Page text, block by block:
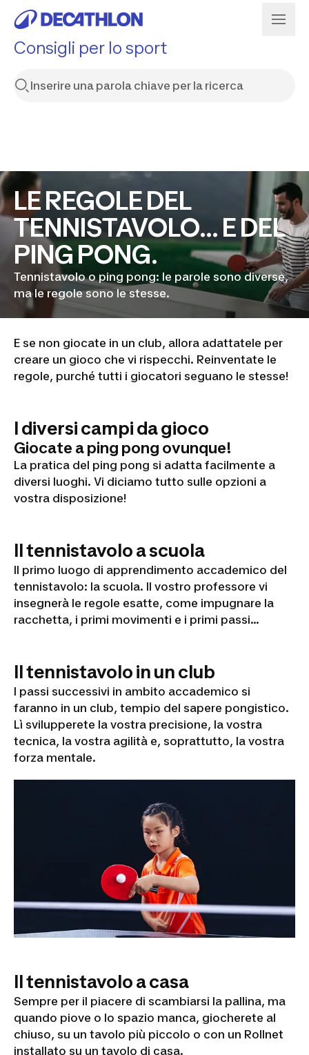
Consigli per lo sport
LE REGOLE DEL
TENNISTAVOLO... E DEL
PING PONG.
Tennistavolo o ping pong: le parole sono diverse,
ma le regole sono le stesse.
E se non giocate in un club, allora adattatele per
creare un gioco che vi rispecchi. Reinventate le
regole, purché tutti i giocatori seguano le stesse!
I diversi campi da gioco
Giocate a ping pong ovunque!
La pratica del ping pong si adatta facilmente a
diversi luoghi. Vi diciamo tutto sulle opzioni a
vostra disposizione!
Il tennistavolo a scuola
Il primo luogo di apprendimento accademico del
tennistavolo: la scuola. Il vostro professore vi
insegnerà le regole esatte, come impugnare la
racchetta, i primi movimenti e i primi passi...
Il tennistavolo in un club
I passi successivi in ambito accademico si
faranno in un club, tempio del sapere pongistico.
Lì svilupperete la vostra precisione, la vostra
tecnica, la vostra agilità e, soprattutto, la vostra
forza mentale.
Il tennistavolo a casa
Sempre per il piacere di scambiarsi la pallina, ma
quando piove o lo spazio manca, giocherete al
chiuso, su un tavolo più piccolo o con un Rollnet
installato su un tavolo di casa.